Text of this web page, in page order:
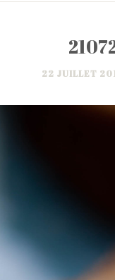
22 JUILLET